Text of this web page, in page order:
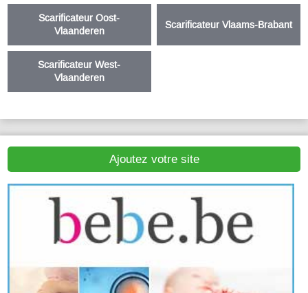
Scarificateur Oost-
Vlaanderen
Scarificateur Vlaams-Brabant
Scarificateur West-
Vlaanderen
Ajoutez votre site